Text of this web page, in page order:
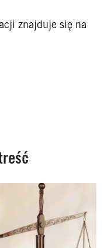
znajduje się na